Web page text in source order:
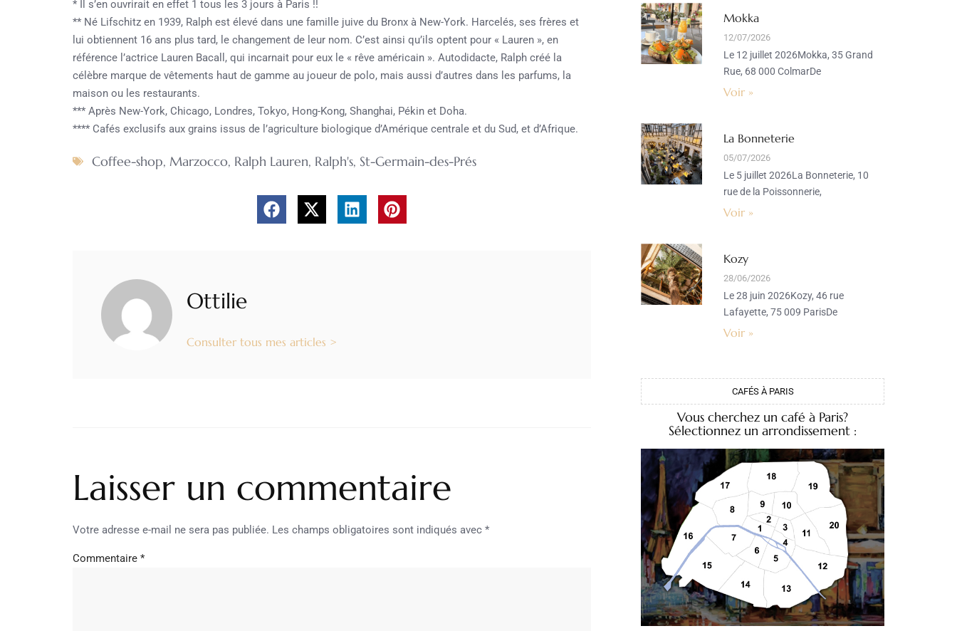
* Il s’en ouvrirait en effet 1 tous les 3 jours à Paris !!
** Né Lifschitz en 1939, Ralph est élevé dans une famille juive du Bronx à New-York. Harcelés, ses frères et
lui obtiennent 16 ans plus tard, le changement de leur nom. C’est ainsi qu’ils optent pour « Lauren », en
référence l’actrice Lauren Bacall, qui incarnait pour eux le « rêve américain ». Autodidacte, Ralph créé la
célèbre marque de vêtements haut de gamme au joueur de polo, mais aussi d’autres dans les parfums, la
maison ou les restaurants.
*** Après New-York, Chicago, Londres, Tokyo, Hong-Kong, Shanghai, Pékin et Doha.
**** Cafés exclusifs aux grains issus de l’agriculture biologique d’Amérique centrale et du Sud, et d’Afrique.
Coffee-shop, Marzocco, Ralph Lauren, Ralph's, St-Germain-des-Prés
Ottilie
Consulter tous mes articles >
Laisser un commentaire
Votre adresse e-mail ne sera pas publiée. Les champs obligatoires sont indiqués avec *
Commentaire *
Mokka
12/07/2026
Le 12 juillet 2026Mokka, 35 Grand
Rue, 68 000 ColmarDe
Voir »
La Bonneterie
05/07/2026
Le 5 juillet 2026La Bonneterie, 10
rue de la Poissonnerie,
Voir »
Kozy
28/06/2026
Le 28 juin 2026Kozy, 46 rue
Lafayette, 75 009 ParisDe
Voir »
CAFÉS À PARIS
Vous cherchez un café à Paris?
Sélectionnez un arrondissement :